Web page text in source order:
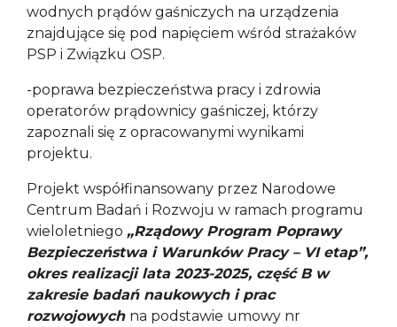
wodnych prądów gaśniczych na urządzenia
znajdujące się pod napięciem wśród strażaków
PSP i Związku OSP.
-poprawa bezpieczeństwa pracy i zdrowia
operatorów prądownicy gaśniczej, którzy
zapoznali się z opracowanymi wynikami
projektu.
Projekt współfinansowany przez Narodowe
Centrum Badań i Rozwoju w ramach programu
wieloletniego „Rządowy Program Poprawy
Bezpieczeństwa i Warunków Pracy – VI etap”,
okres realizacji lata 2023-2025, część B w
zakresie badań naukowych i prac
rozwojowych na podstawie umowy nr